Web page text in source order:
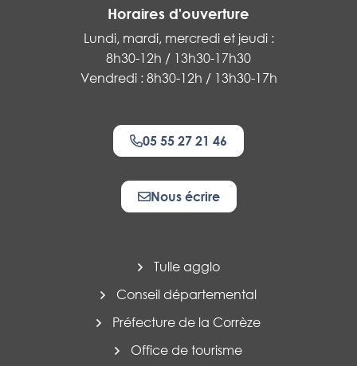
Horaires d'ouverture
Lundi, mardi, mercredi et jeudi :
8h30-12h / 13h30-17h30
Vendredi : 8h30-12h / 13h30-17h
05 55 27 21 46
Nous écrire
Tulle agglo
Conseil départemental
Préfecture de la Corrèze
Office de tourisme